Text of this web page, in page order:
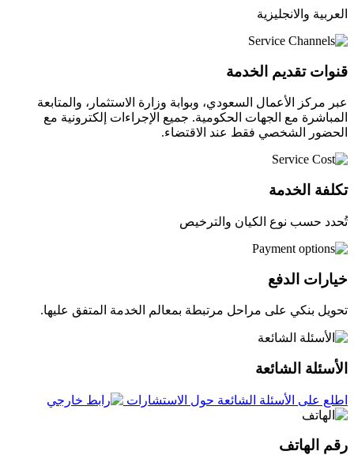
العربية والانجليزية
قنوات تقديم الخدمة
عبر مركز الأعمال السعودي، وبوابة وزارة الاستثمار، والمتابعة
المباشرة مع الجهات الحكومية. جميع الإجراءات إلكترونية مع
الحضور الشخصي فقط عند الاقتضاء.
تكلفة الخدمة
تُحدد حسب نوع الكيان والترخيص
خيارات الدفع
تحويل بنكي على مراحل مرتبطة بمعالم الخدمة المتفق عليها.
الأسئلة الشائعة
اطلع على الأسئلة الشائعة حول الاستشارات
رقم الهاتف